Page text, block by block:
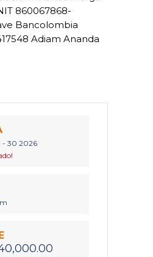
860067868-
Bancolombia
Adiam Ananda
- 30 2026